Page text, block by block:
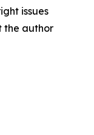
issues
the author